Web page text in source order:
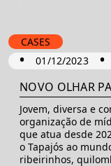
CASES
• 01/12/2023 •
NOVO OLHAR
Jovem, diversa e
organização de
que atua desde
o Tapajós ao
ribeirinhos,